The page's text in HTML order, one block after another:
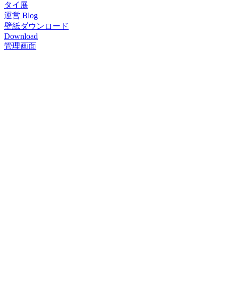
タイ展
運営 Blog
壁紙ダウンロード
Download
管理画面